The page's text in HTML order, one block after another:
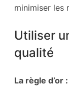
minimiser les
Utiliser
qualité
La règle d’or :